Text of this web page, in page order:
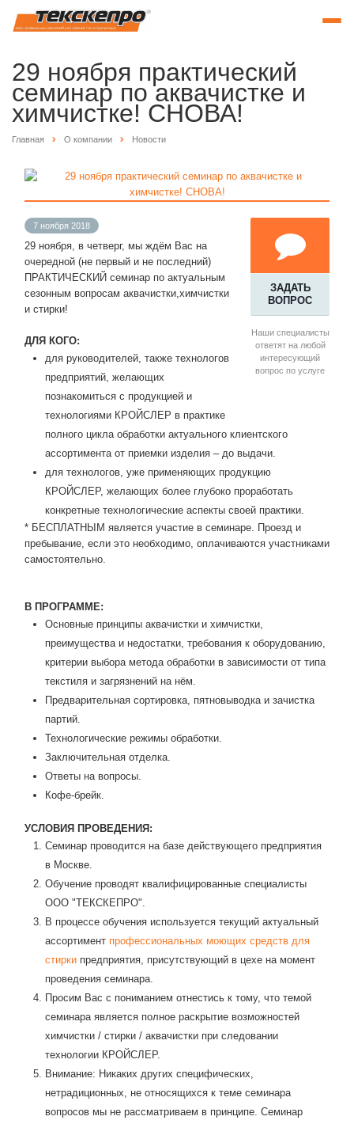
29 ноября практический
семинар по аквачистке и
химчистке! СНОВА!
Главная О компании Новости
ЗАДАТЬ
ВОПРОС
Наши специалисты
ответят на любой
интересующий
вопрос по услуге
7 ноября 2018
29 ноября, в четверг, мы ждём Вас на
очередной (не первый и не последний)
ПРАКТИЧЕСКИЙ семинар по актуальным
сезонным вопросам аквачистки,химчистки
и стирки!
ДЛЯ КОГО:
для руководителей, также технологов
предприятий, желающих
познакомиться с продукцией и
технологиями КРОЙСЛЕР в практике
полного цикла обработки актуального клиентского
ассортимента от приемки изделия – до выдачи.
для технологов, уже применяющих продукцию
КРОЙСЛЕР, желающих более глубоко проработать
конкретные технологические аспекты своей практики.
* БЕСПЛАТНЫМ является участие в семинаре. Проезд и
пребывание, если это необходимо, оплачиваются участниками
самостоятельно.
В ПРОГРАММЕ:
Основные принципы аквачистки и химчистки,
преимущества и недостатки, требования к оборудованию,
критерии выбора метода обработки в зависимости от типа
текстиля и загрязнений на нём.
Предварительная сортировка, пятновыводка и зачистка
партий.
Технологические режимы обработки.
Заключительная отделка.
Ответы на вопросы.
Кофе-брейк.
УСЛОВИЯ ПРОВЕДЕНИЯ:
Семинар проводится на базе действующего предприятия
в Москве.
Обучение проводят квалифицированные специалисты
ООО "ТЕКСКЕПРО".
В процессе обучения используется текущий актуальный
ассортимент профессиональных моющих средств для
стирки предприятия, присутствующий в цехе на момент
проведения семинара.
Просим Вас с пониманием отнестись к тому, что темой
семинара является полное раскрытие возможностей
химчистки / стирки / аквачистки при следовании
технологии КРОЙСЛЕР.
Внимание: Никаких других специфических,
нетрадиционных, не относящихся к теме семинара
вопросов мы не рассматриваем в принципе. Семинар